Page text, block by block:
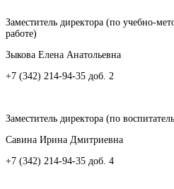
Заместитель директора (по учебно-
работе)
Зыкова Елена Анатольевна
+7 (342) 214-94-35 доб. 2
Заместитель директора (по
Савина Ирина Дмитриевна
+7 (342) 214-94-35 доб. 4